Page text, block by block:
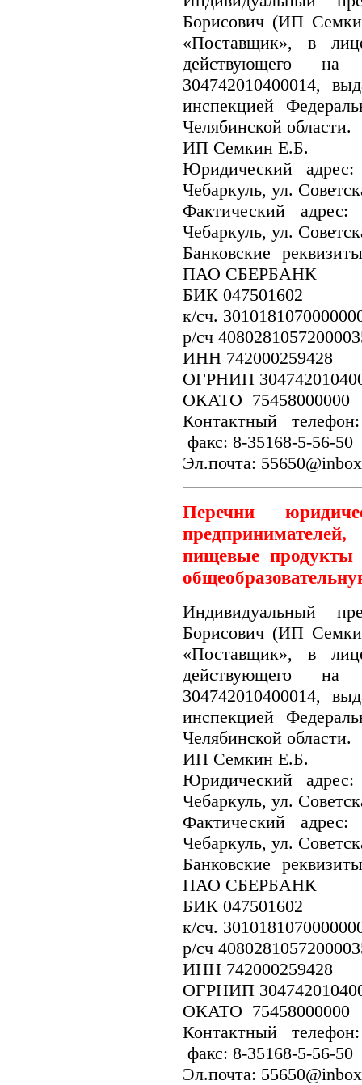
Борисович (ИП
«Поставщик», в
действующего на
304742010400014,
инспекцией
Челябинской области.
ИП Семкин Е.Б.
Юридический адрес:
Чебаркуль, ул.
Фактический адрес:
Чебаркуль, ул.
Банковские
ПАО СБЕРБАНК
БИК 047501602
к/сч.
р/сч
ИНН 742000259428
ОГРНИП
ОКАТО
Контактный
факс: 8-35168-5-56-50
Эл.почта:
Перечни
пищевые продукты
Индивидуальный
Борисович (ИП
«Поставщик», в
действующего на
304742010400014,
инспекцией
Челябинской области.
ИП Семкин Е.Б.
Юридический адрес:
Чебаркуль, ул.
Фактический адрес:
Чебаркуль, ул.
Банковские
ПАО СБЕРБАНК
БИК 047501602
к/сч.
р/сч
ИНН 742000259428
ОГРНИП
ОКАТО
Контактный
факс: 8-35168-5-56-50
Эл.почта: